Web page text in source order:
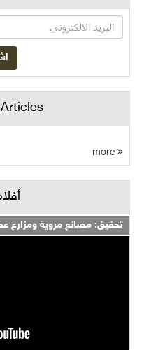
تحقيق: مصانع مروية ومزارع